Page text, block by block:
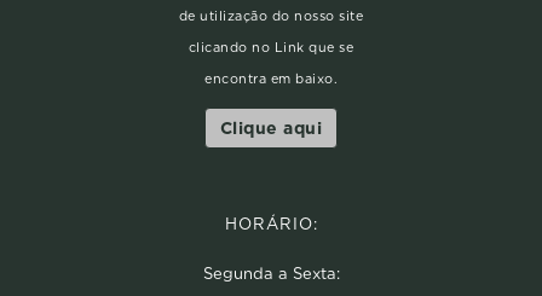
de utilização do nosso site
clicando no Link que se
encontra em baixo.
Clique aqui
HORÁRIO:
Segunda a Sexta: